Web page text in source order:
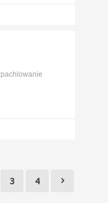
3 4